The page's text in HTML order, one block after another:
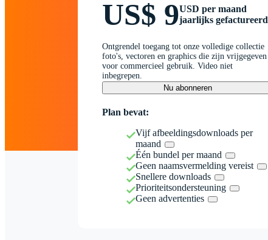
US$ 9USD per maand
jaarlijks gefactureerd
Ontgrendel toegang tot onze volledige collectie
foto's, vectoren en graphics die zijn vrijgegeven
voor commercieel gebruik. Video niet
inbegrepen.
Nu abonneren
Plan bevat:
Vijf afbeeldingsdownloads per
maand
Één bundel per maand
Geen naamsvermelding vereist
Snellere downloads
Prioriteitsondersteuning
Geen advertenties